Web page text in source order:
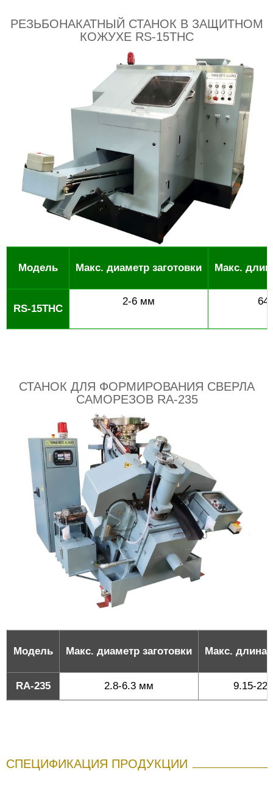
РЕЗЬБОНАКАТНЫЙ СТАНОК В ЗАЩИТНОМ
КОЖУХЕ RS-15THC
Модель Макс. диаметр заготовки Макс.
RS-15THC
2-6 мм 64
СТАНОК ДЛЯ ФОРМИРОВАНИЯ СВЕРЛА
САМОРЕЗОВ RA-235
Модель Макс. диаметр заготовки Макс. длина
RA-235 2.8-6.3 мм 9.15-
СПЕЦИФИКАЦИЯ ПРОДУКЦИИ